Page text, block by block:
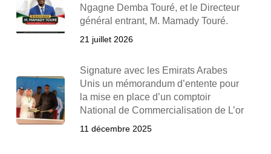
Ngagne Demba Touré, et le Directeur
général entrant, M. Mamady Touré.
21 juillet 2026
Signature avec les Emirats Arabes
Unis un mémorandum d’entente pour
la mise en place d’un comptoir
National de Commercialisation de L’or
11 décembre 2025